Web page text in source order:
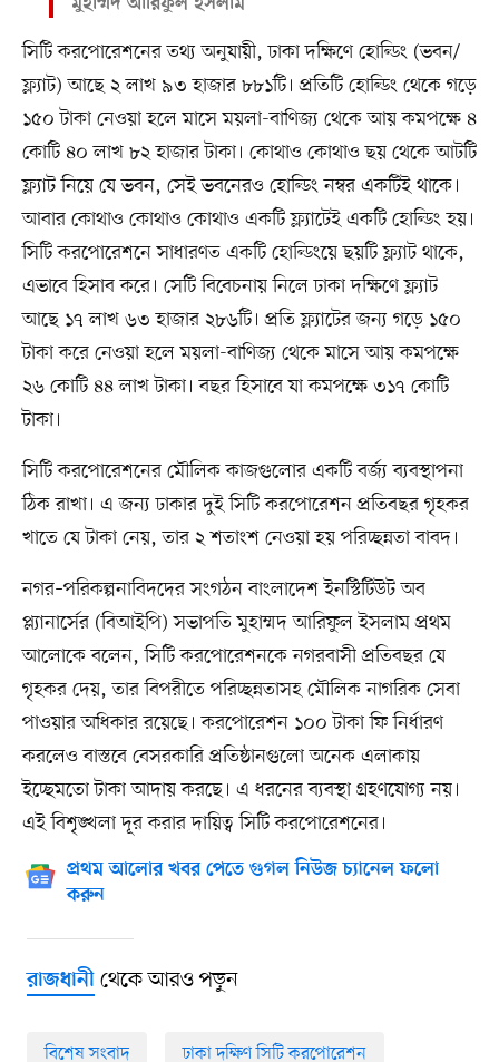
মুহাম্মদ আরিফুল ইসলাম
সিটি করপোরেশনের তথ্য অনুযায়ী, ঢাকা দক্ষিণে হোল্ডিং (ভবন/
ফ্ল্যাট) আছে ২ লাখ ৯৩ হাজার ৮৮১টি। প্রতিটি হোল্ডিং থেকে গড়ে
১৫০ টাকা নেওয়া হলে মাসে ময়লা-বাণিজ্য থেকে আয় কমপক্ষে ৪
কোটি ৪০ লাখ ৮২ হাজার টাকা। কোথাও কোথাও ছয় থেকে আটটি
ফ্ল্যাট নিয়ে যে ভবন, সেই ভবনেরও হোল্ডিং নম্বর একটিই থাকে।
আবার কোথাও কোথাও কোথাও একটি ফ্ল্যাটেই একটি হোল্ডিং হয়।
সিটি করপোরেশনে সাধারণত একটি হোল্ডিংয়ে ছয়টি ফ্ল্যাট থাকে,
এভাবে হিসাব করে। সেটি বিবেচনায় নিলে ঢাকা দক্ষিণে ফ্ল্যাট
আছে ১৭ লাখ ৬৩ হাজার ২৮৬টি। প্রতি ফ্ল্যাটের জন্য গড়ে ১৫০
টাকা করে নেওয়া হলে ময়লা-বাণিজ্য থেকে মাসে আয় কমপক্ষে
২৬ কোটি ৪৪ লাখ টাকা। বছর হিসাবে যা কমপক্ষে ৩১৭ কোটি
টাকা।
সিটি করপোরেশনের মৌলিক কাজগুলোর একটি বর্জ্য ব্যবস্থাপনা
ঠিক রাখা। এ জন্য ঢাকার দুই সিটি করপোরেশন প্রতিবছর গৃহকর
খাতে যে টাকা নেয়, তার ২ শতাংশ নেওয়া হয় পরিচ্ছন্নতা বাবদ।
নগর–পরিকল্পনাবিদদের সংগঠন বাংলাদেশ ইনস্টিটিউট অব
প্ল্যানার্সের (বিআইপি) সভাপতি মুহাম্মদ আরিফুল ইসলাম প্রথম
আলোকে বলেন, সিটি করপোরেশনকে নগরবাসী প্রতিবছর যে
গৃহকর দেয়, তার বিপরীতে পরিচ্ছন্নতাসহ মৌলিক নাগরিক সেবা
পাওয়ার অধিকার রয়েছে। করপোরেশন ১০০ টাকা ফি নির্ধারণ
করলেও বাস্তবে বেসরকারি প্রতিষ্ঠানগুলো অনেক এলাকায়
ইচ্ছেমতো টাকা আদায় করছে। এ ধরনের ব্যবস্থা গ্রহণযোগ্য নয়।
এই বিশৃঙ্খলা দূর করার দায়িত্ব সিটি করপোরেশনের।
প্রথম আলোর খবর পেতে গুগল নিউজ চ্যানেল ফলো
করুন
রাজধানীথেকে আরও পড়ুন
বিশেষ সংবাদ ঢাকা দক্ষিণ সিটি করপোরেশন